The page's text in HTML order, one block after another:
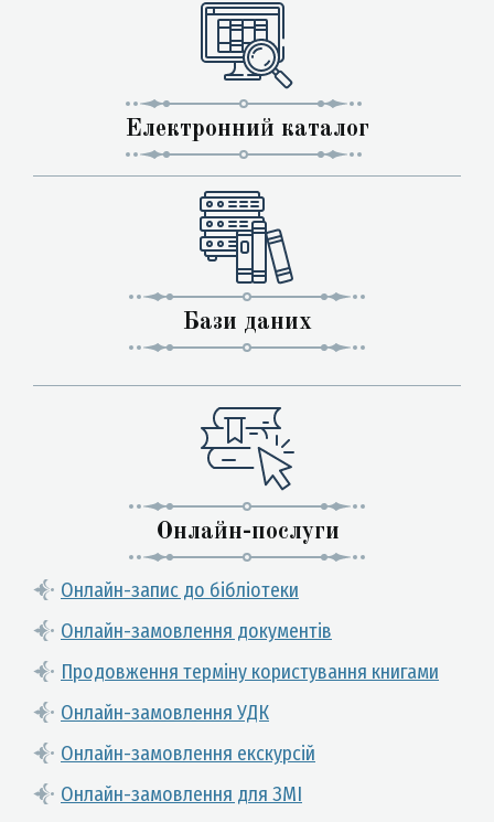
Електронний каталог
Бази даних
Онлайн-послуги
Онлайн-запис до бібліотеки
Онлайн-замовлення документів
Продовження терміну користування книгами
Онлайн-замовлення УДК
Онлайн-замовлення екскурсій
Онлайн-замовлення для ЗМІ